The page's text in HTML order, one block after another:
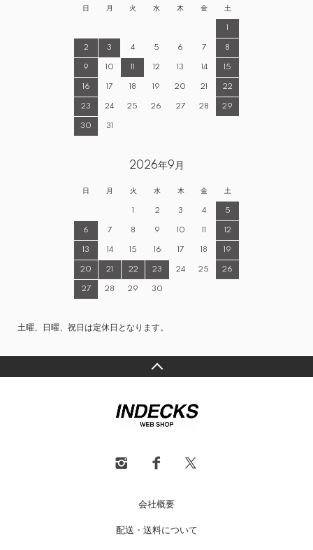
日 月 火 水 木 金 土
1
2 3 4 5 6 7 8
9 10 11 12 13 14 15
16 17 18 19 20 21 22
23 24 25 26 27 28 29
30 31
2026年9月
日 月 火 水 木 金 土
1 2 3 4 5
6 7 8 9 10 11 12
13 14 15 16 17 18 19
20 21 22 23 24 25 26
27 28 29 30
土曜、日曜、祝日は定休日となります。
会社概要
配送・送料について